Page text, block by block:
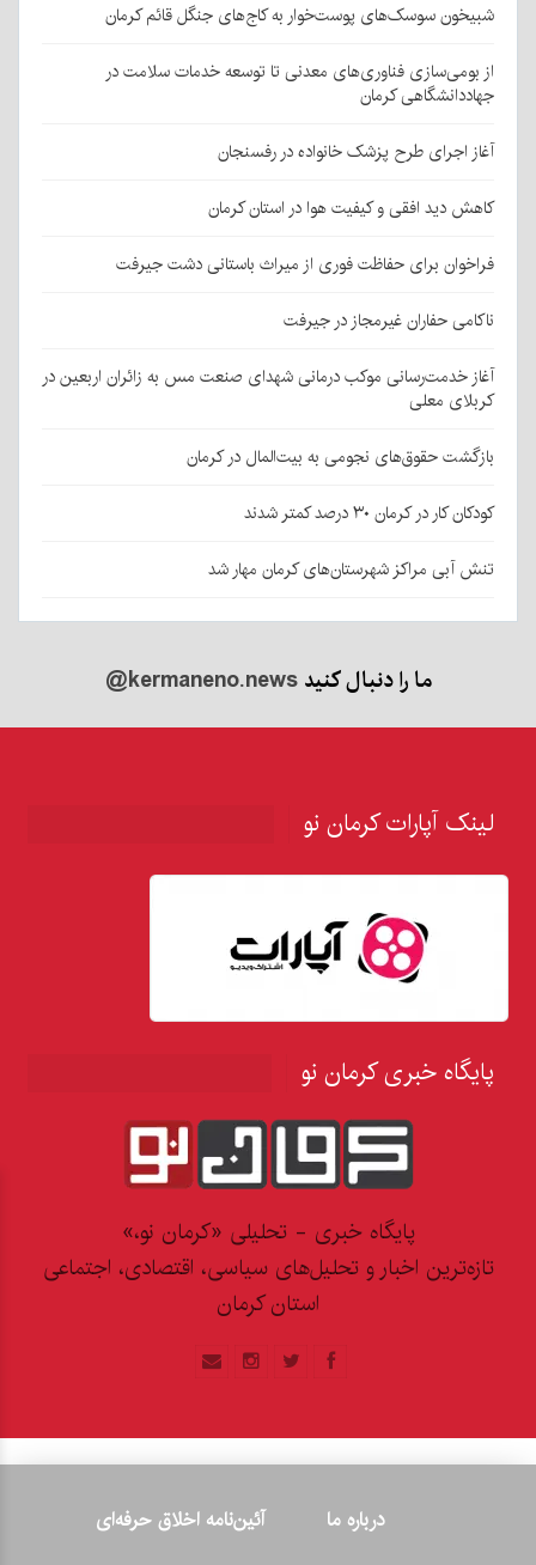
شبیخون سوسک‌های پوست‌خوار به کاج‌های جنگل قائم کرمان
از بومی‌سازی فناوری‌های معدنی تا توسعه خدمات سلامت در
جهاددانشگاهی کرمان
آغاز اجرای طرح پزشک خانواده در رفسنجان
کاهش دید افقی و کیفیت هوا در استان کرمان
فراخوان برای حفاظت فوری از میراث باستانی دشت جیرفت
ناکامی حفاران غیرمجاز در جیرفت
آغاز خدمت‌رسانی موکب درمانی شهدای صنعت مس به زائران اربعین در
کربلای معلی
بازگشت حقوق‌های نجومی به بیت‌المال در کرمان
کودکان کار در کرمان ۳۰ درصد کمتر شدند
تنش آبی مراکز شهرستان‌های کرمان مهار شد
ما را دنبال کنید@kermaneno.news
لینک آپارات کرمان نو
پایگاه خبری کرمان نو
پایگاه خبری - تحلیلی «کرمان نو،»
تازه‌ترین اخبار و تحلیل‌های سیاسی، اقتصادی، اجتماعی
استان کرمان
درباره ما آئین‌نامه اخلاق حرفه‌ای